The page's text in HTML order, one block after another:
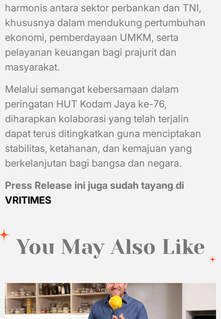
harmonis antara sektor perbankan dan TNI,
khususnya dalam mendukung pertumbuhan
ekonomi, pemberdayaan UMKM, serta
pelayanan keuangan bagi prajurit dan
masyarakat.
Melalui semangat kebersamaan dalam
peringatan HUT Kodam Jaya ke-76,
diharapkan kolaborasi yang telah terjalin
dapat terus ditingkatkan guna menciptakan
stabilitas, ketahanan, dan kemajuan yang
berkelanjutan bagi bangsa dan negara.
Press Release ini juga sudah tayang di
VRITIMES
You May Also Like